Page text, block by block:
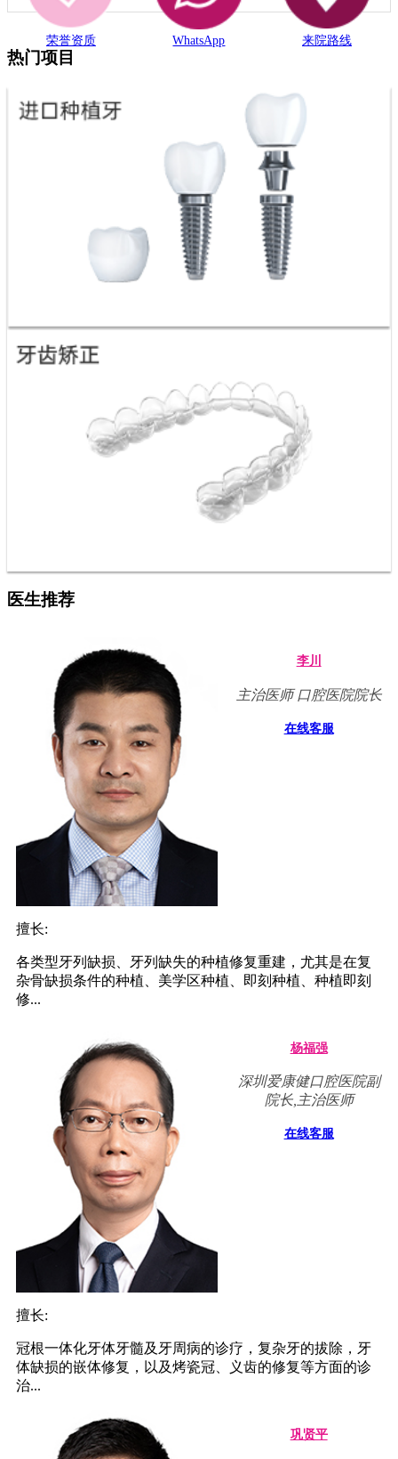
荣誉资质 WhatsApp 来院路线
热门项目
医生推荐
李川
主治医师 口腔医院院长
在线客服
擅长:
各类型牙列缺损、牙列缺失的种植修复重建，尤其是在复
杂骨缺损条件的种植、美学区种植、即刻种植、种植即刻
修...
杨福强
深圳爱康健口腔医院副
院长,主治医师
在线客服
擅长:
冠根一体化牙体牙髓及牙周病的诊疗，复杂牙的拔除，牙
体缺损的嵌体修复，以及烤瓷冠、义齿的修复等方面的诊
治...
巩贤平